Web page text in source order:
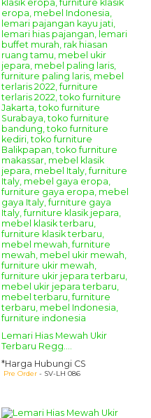
Lemari Hias Mewah Ukir
Terbaru Regg....
*Harga Hubungi CS
Pre Order - SV-LH 086